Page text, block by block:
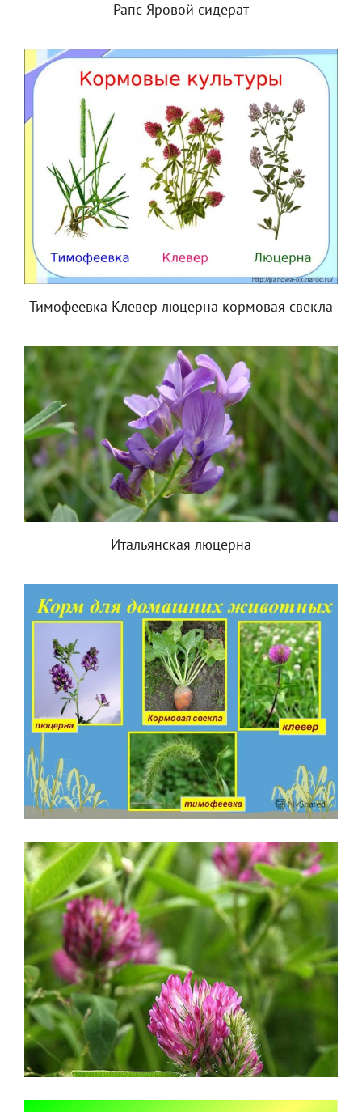
Рапс Яровой сидерат
Тимофеевка Клевер люцерна кормовая свекла
Итальянская люцерна